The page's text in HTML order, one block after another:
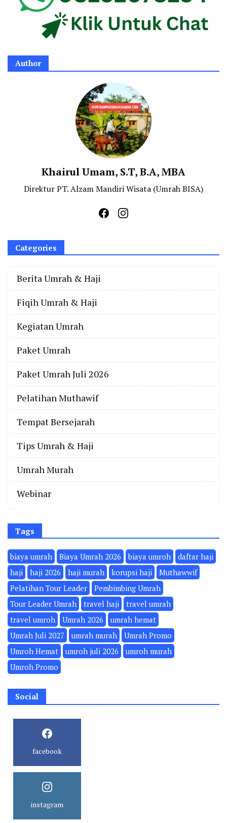
Author
Khairul Umam, S.T, B.A, MBA
Direktur PT. Alzam Mandiri Wisata (Umrah BISA)
Categories
Berita Umrah & Haji
Fiqih Umrah & Haji
Kegiatan Umrah
Paket Umrah
Paket Umrah Juli 2026
Pelatihan Muthawif
Tempat Bersejarah
Tips Umrah & Haji
Umrah Murah
Webinar
Tags
biaya umrah Biaya Umrah 2026 biaya umroh
daftar haji
haji
haji 2026 haji murah korupsi haji
Muthawwif
Pelatihan Tour Leader
Pembimbing Umrah
Tour Leader Umrah
travel haji
travel umrah
travel umroh
Umrah 2026
umrah hemat
Umrah Juli 2027
umrah murah
Umrah Promo
Umroh Hemat
umroh juli 2026
umroh murah
Umroh Promo
Social
facebook
instagram